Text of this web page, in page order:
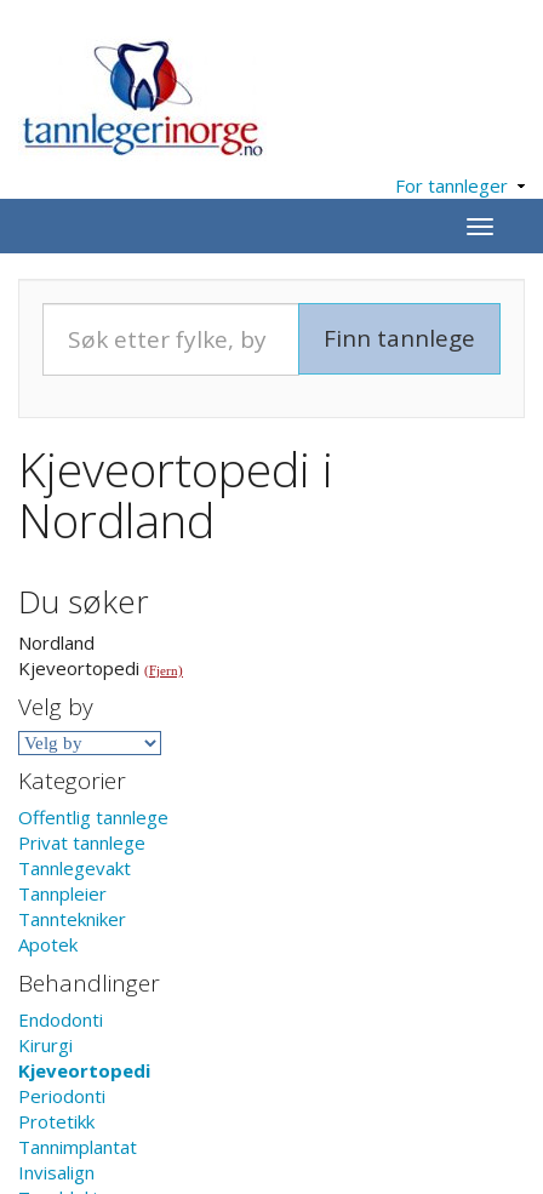
For tannleger
Meny
Kjeveortopedi i
Nordland
Du søker
Nordland
Kjeveortopedi (Fjern)
Velg by
Kategorier
Offentlig tannlege
Privat tannlege
Tannlegevakt
Tannpleier
Tanntekniker
Apotek
Behandlinger
Endodonti
Kirurgi
Kjeveortopedi
Periodonti
Protetikk
Tannimplantat
Invisalign